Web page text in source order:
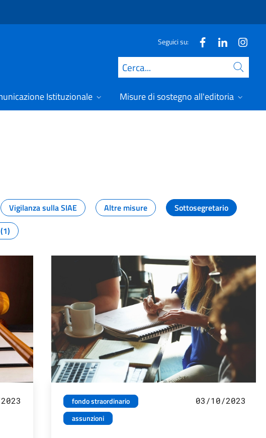
Seguici su:
Cerca
Istituzionale Misure di sostegno all'editoria
Vigilanza sulla SIAE Altre misure
Sottosegretario
fondo straordinario
assunzioni
03/10/2023